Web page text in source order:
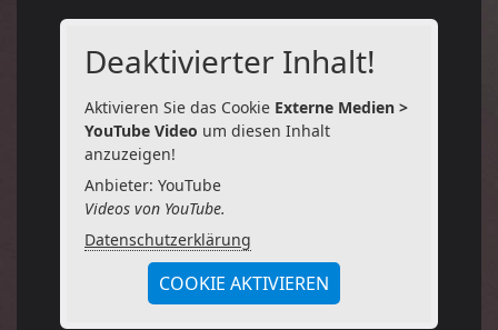
Deaktivierter Inhalt!
Aktivieren Sie das Cookie Externe Medien >
YouTube Video um diesen Inhalt
anzuzeigen!
Anbieter: YouTube
Videos von YouTube.
Datenschutzerklärung
COOKIE AKTIVIEREN